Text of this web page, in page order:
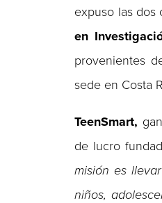
expuso las dos
en
provenientes
sede en Costa
TeenSmart,
de lucro
misión es
niños,